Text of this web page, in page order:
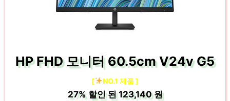
HP FHD 모니터 60.5cm V24v G5
[ NO.1 제품 ]
27%할인 된123,140 원